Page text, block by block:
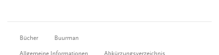
Bücher Buurman
Allgemeine Informationen
Abkürzungsverzeichnis